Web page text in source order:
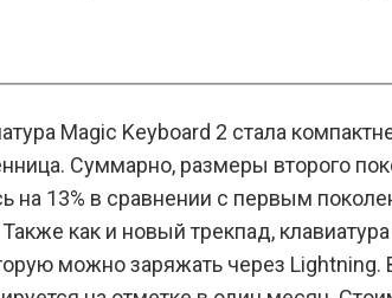
Magic Keyboard 2 стала
Суммарно, размеры второго
на 13% в сравнении с первым
как и новый трекпад,
можно заряжать через